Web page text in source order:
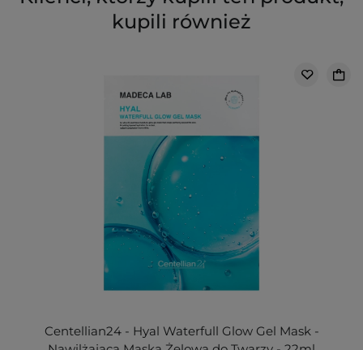
kupili również
Centellian24 - Hyal Waterfull Glow Gel Mask -